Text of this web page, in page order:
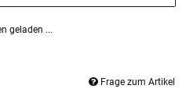
geladen ...
Frage zum Artikel